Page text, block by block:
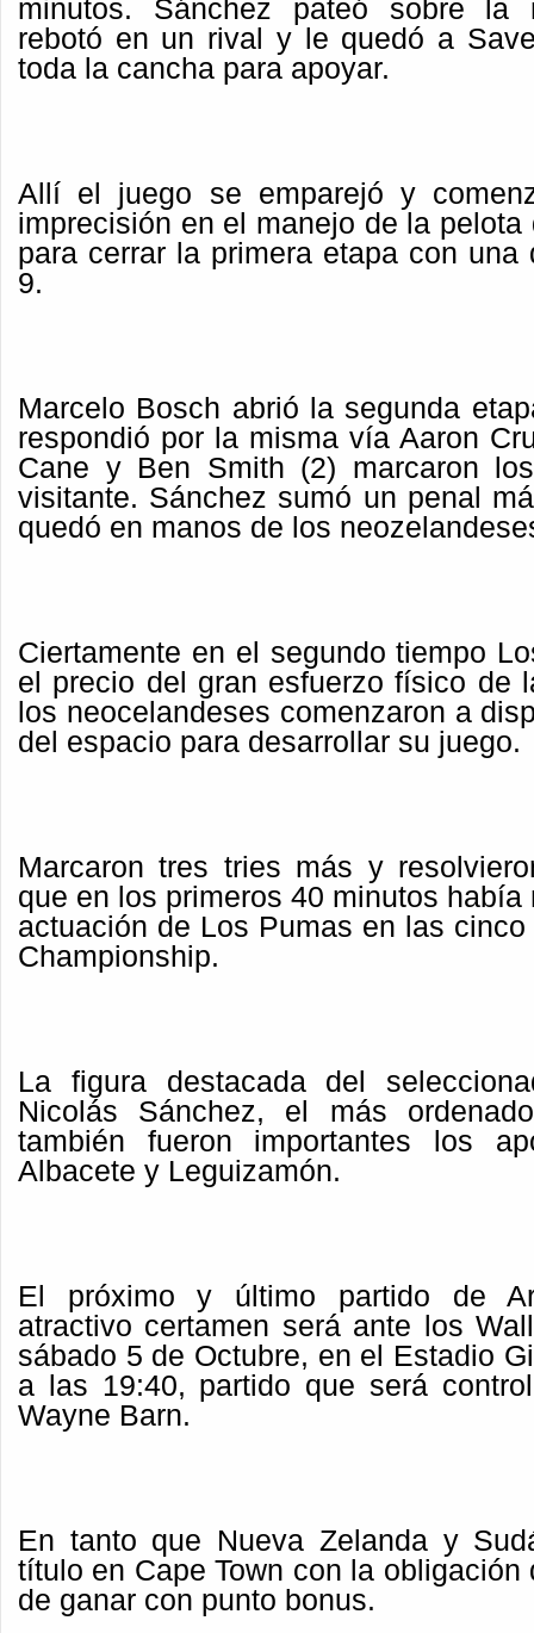
minutos. Sánchez pateó sobre la
rebotó en un rival y le quedó a
toda la cancha para apoyar.
Allí el juego se emparejó y
imprecisión en el manejo de la pelota
para cerrar la primera etapa con una
9.
Marcelo Bosch abrió la segunda
respondió por la misma vía Aaron
Cane y Ben Smith (2) marcaron
visitante. Sánchez sumó un penal
quedó en manos de los
Ciertamente en el segundo tiempo
el precio del gran esfuerzo físico de
los neocelandeses comenzaron a
del espacio para desarrollar su juego.
Marcaron tres tries más y
que en los primeros 40 minutos había
actuación de Los Pumas en las
Championship.
La figura destacada del
Nicolás Sánchez, el más
también fueron importantes los
Albacete y Leguizamón.
El próximo y último partido de
atractivo certamen será ante los
sábado 5 de Octubre, en el Estadio
a las 19:40, partido que será
Wayne Barn.
En tanto que Nueva Zelanda y
título en Cape Town con la obligación
de ganar con punto bonus.